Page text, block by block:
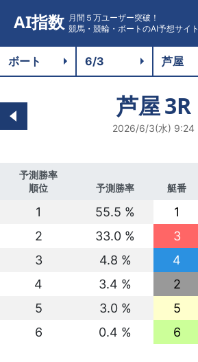
AI指数 月間５万ユーザー突破！
競馬・競輪・ボートのAI予想サイト
芦屋3R
2026/6/3(水) 9:24
予測勝率
順位
予測勝率 艇番
1 55.5 % 1
2
33.0 % 3
3
4.8 % 4
4
3.4 % 2
5
3.0 % 5
6
0.4 % 6